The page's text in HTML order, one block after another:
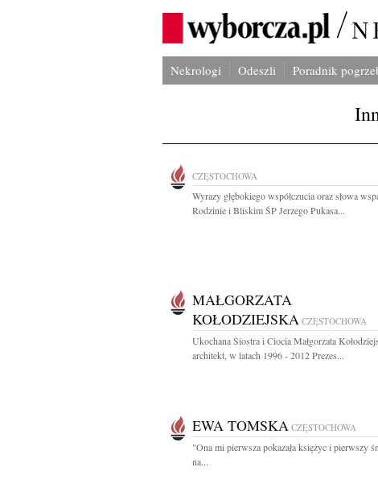
Nekrologi Odeszli Poradnik
CZĘSTOCHOWA
Wyrazy głębokiego współczucia oraz słowa
Rodzinie i Bliskim ŚP Jerzego Pukasa...
MAŁGORZATA
KOŁODZIEJSKA CZĘSTOCHOWA
Ukochana Siostra i Ciocia Małgorzata
architekt, w latach 1996 - 2012 Prezes...
EWA TOMSKA CZĘSTOCHOWA
"Ona mi pierw­sza po­ka­za­ła księ­życ i pierw­szy
na...